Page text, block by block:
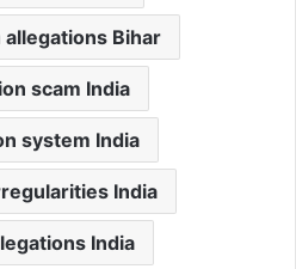
Bihar
scam India
system India
India
India